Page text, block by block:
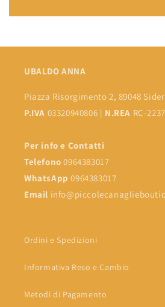
UBALDO ANNA
Piazza Risorgimento 2, 89048
P.IVA 03320940806 | N.REA RC-
Per info e Contatti
Telefono 0964383017
WhatsApp0964383017
Email
Ordini e Spedizioni
Informativa Reso e Cambio
Metodi di Pagamento